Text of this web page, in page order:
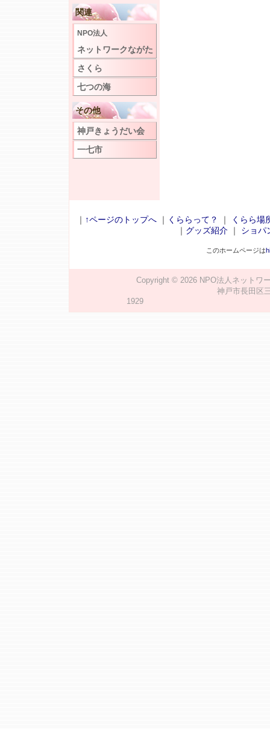
関連
NPO法人
ネットワークながた
さくら
七つの海
その他
神戸きょうだい会
一七市
｜ ↑ページのトップへ｜ くららって？ ｜
くらら場
｜ グッズ紹介 ｜ ショパ
このホームページは
Copyright © 2026 NPO法人ネットワ
神戸市長田区